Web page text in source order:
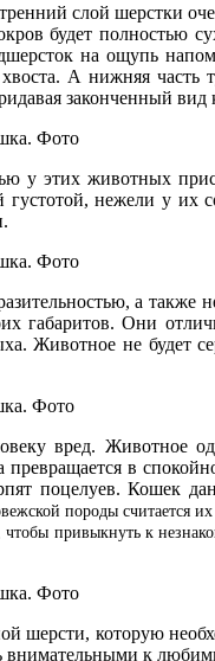
слой шерстки
будет полностью
на ощупь
А нижняя часть
законченный вид
у этих животных
нежели у их
а
габаритов. Они
Животное не будет
вред. Животное
в
поцелуев. Кошек
породы считается
привыкнуть к
шерсти, которую
внимательными к